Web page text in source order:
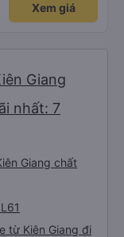
Xem giá
Giang
nhất: 7
Giang chất
từ Kiên Giang đi